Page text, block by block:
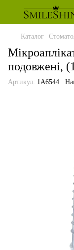
Каталог
подовжені,
Артикул: 1А6544